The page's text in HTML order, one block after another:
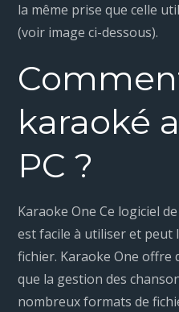
la même prise que celle
(voir image ci-dessous).
karaoké
PC ?
Karaoke One Ce logiciel
est facile à utiliser et peut
fichier. Karaoke One
que la gestion des
nombreux formats de